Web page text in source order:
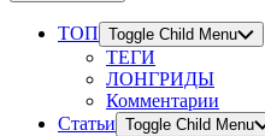
ТОП Toggle Child Menu
ТЕГИ
ЛОНГРИДЫ
Комментарии
Статьи Toggle Child Menu